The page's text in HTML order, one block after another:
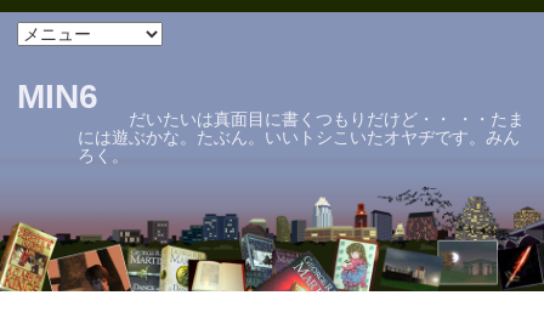
MIN6
だいたいは真面目に書くつもりだけど・・ ・・たま
には遊ぶかな。たぶん。いいトシこいたオヤヂです。みん
ろく。